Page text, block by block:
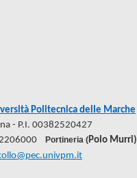
Politecnica delle Marche
- P.I. 00382520427
Portineria (Polo Murri)